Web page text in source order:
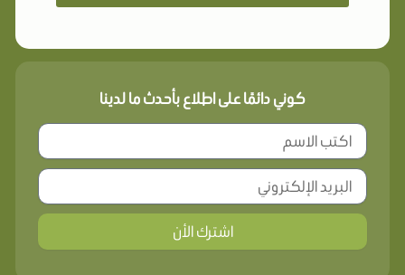
كوني دائمًا على اطلاع بأحدث ما لدينا
اشترك الأن